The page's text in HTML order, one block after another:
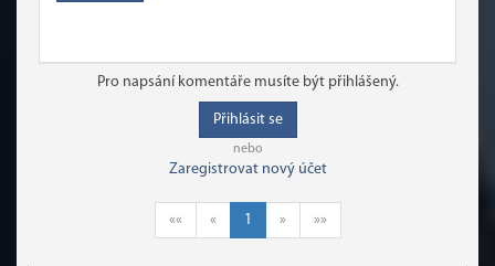
Pro napsání komentáře musíte být přihlášený.
Přihlásit se
nebo
Zaregistrovat nový účet
«« « 1 » »»